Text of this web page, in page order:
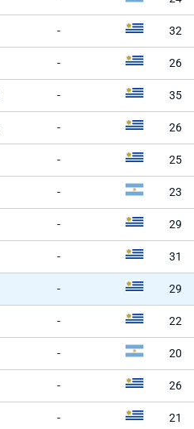
- 32
- 26
- 35
- 26
- 25
- 23
- 29
- 31
- 29
- 22
- 20
- 26
- 21